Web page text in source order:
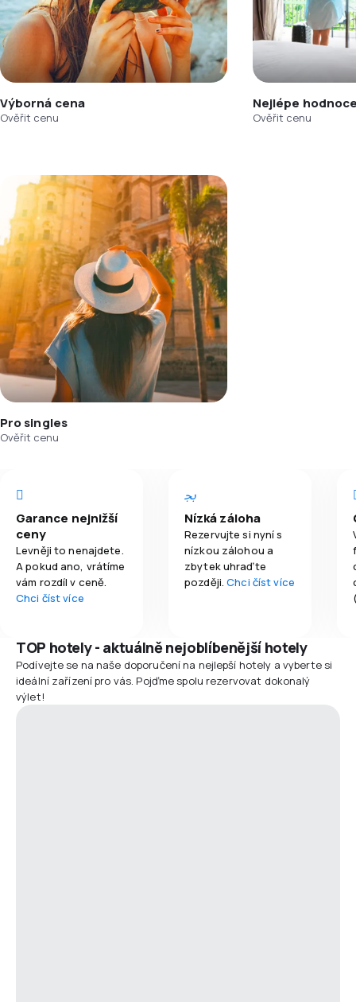
Výborná cena
Ověřit cenu
Nejlépe
Ověřit cenu
Pro singles
Ověřit cenu
Garance nejnižší
ceny
Levněji to nenajdete.
A pokud ano, vrátíme
vám rozdíl v ceně.
Chci číst více
Nízká záloha
Rezervujte si nyní s
nízkou zálohou a
zbytek uhraďte
později.Chci číst více
TOP hotely - aktuálně nejoblíbenější hotely
Podívejte se na naše doporučení na nejlepší hotely a vyberte si
ideální zařízení pro vás. Pojďme spolu rezervovat dokonalý
výlet!